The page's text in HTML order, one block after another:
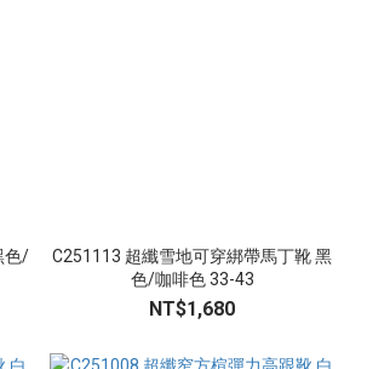
色/
C251113 超纖雪地可穿綁帶馬丁靴 黑
色/咖啡色 33-43
NT$1,680